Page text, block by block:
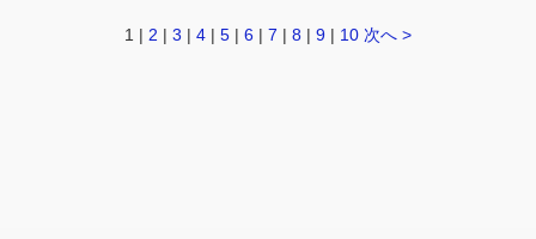
1 | 2 | 3 | 4 | 5 | 6 | 7 | 8 | 9 | 10 次へ >